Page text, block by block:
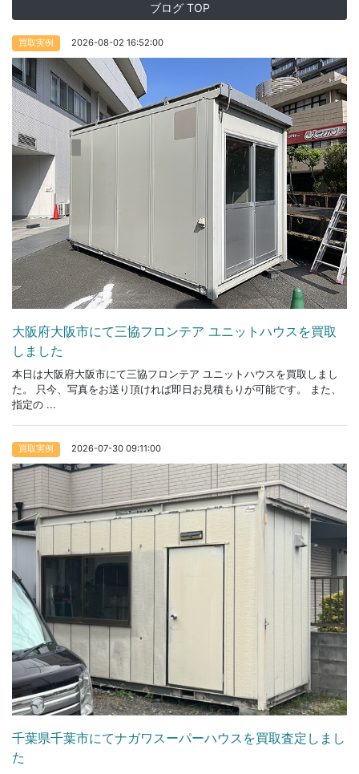
ブログ TOP
買取実例 2026-08-02 16:52:00
大阪府大阪市にて三協フロンテア ユニットハウスを買取
しました
本日は大阪府大阪市にて三協フロンテア ユニットハウスを買取しまし
た。 只今、写真をお送り頂ければ即日お見積もりが可能です。 また、
指定の ...
買取実例 2026-07-30 09:11:00
千葉県千葉市にてナガワスーパーハウスを買取査定しまし
た